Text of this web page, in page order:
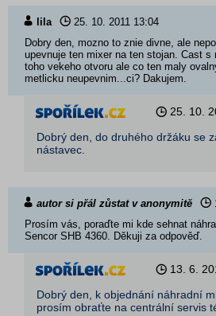
lila 25. 10. 2011 13:04
Dobry den, mozno to znie divne, ale
upevnuje ten mixer na ten stojan. Cast s
toho vekeho otvoru ale co ten maly
metlicku neupevnim...ci? Dakujem.
25. 10.
Dobrý den, do druhého držáku se
nástavec.
autor si přál zůstat v anonymitě
Prosím vás, poraďte mi kde sehnat
Sencor SHB 4360. Děkuji za odpověď.
13. 6.
Dobrý den, k objednání náhradní
prosím obraťte na centrální servis